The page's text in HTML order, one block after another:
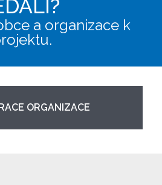
a organizace k
ORGANIZACE